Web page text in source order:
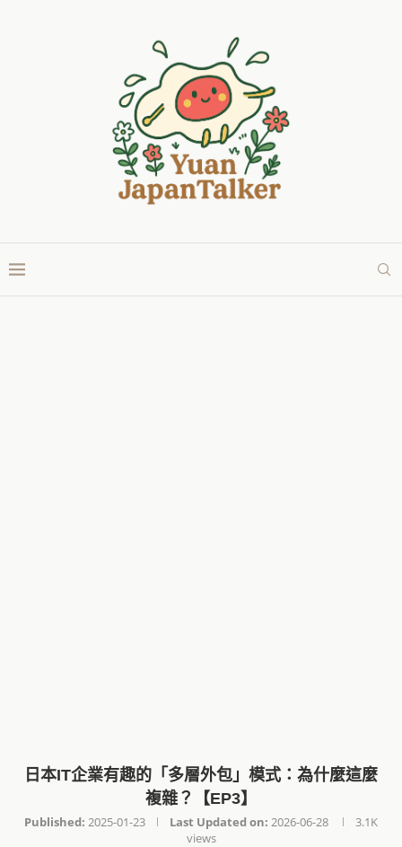
日本IT企業有趣的「多層外包」模式：為什麼這麼
複雜？【EP3】
Published: 2025-01-23 Last Updated on: 2026-06-28
3.1K
views